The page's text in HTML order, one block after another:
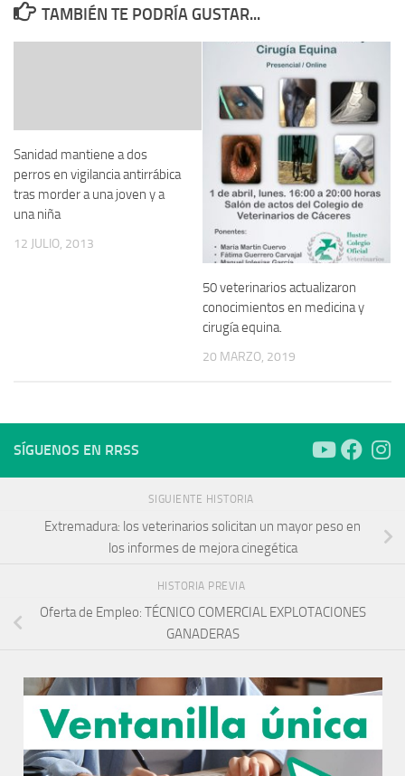
TAMBIÉN TE PODRÍA GUSTAR...
Sanidad mantiene a dos
perros en vigilancia antirrábica
tras morder a una joven y a
una niña
12 JULIO, 2013
50 veterinarios actualizaron
conocimientos en medicina y
cirugía equina.
20 MARZO, 2019
SÍGUENOS EN RRSS
SIGUIENTE HISTORIA
Extremadura: los veterinarios solicitan un mayor peso en
los informes de mejora cinegética
HISTORIA PREVIA
Oferta de Empleo: TÉCNICO COMERCIAL EXPLOTACIONES
GANADERAS